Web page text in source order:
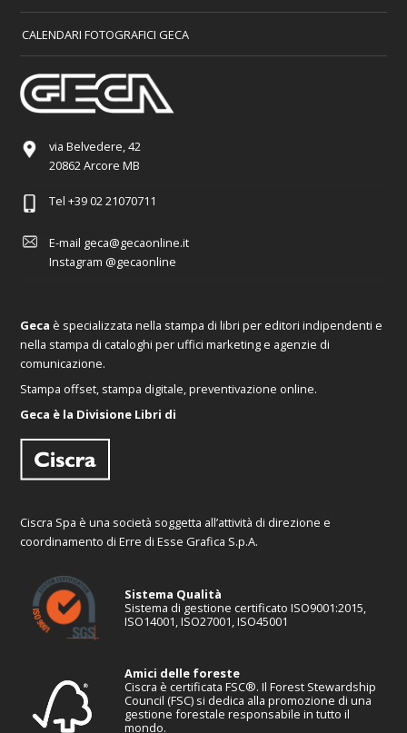
CALENDARI FOTOGRAFICI GECA
via Belvedere, 42
20862 Arcore MB
Tel +39 02 21070711
E-mail geca@gecaonline.it
Instagram @gecaonline
Geca è specializzata nella stampa di libri per editori indipendenti e
nella stampa di cataloghi per uffici marketing e agenzie di
comunicazione.
Stampa offset, stampa digitale, preventivazione online.
Geca è la Divisione Libri di
Ciscra Spa è una società soggetta all’attività di direzione e
coordinamento di Erre di Esse Grafica S.p.A.
Sistema Qualità
Sistema di gestione certificato ISO9001:2015,
ISO14001, ISO27001, ISO45001
Amici delle foreste
Ciscra è certificata FSC®. Il Forest Stewardship
Council (FSC) si dedica alla promozione di una
gestione forestale responsabile in tutto il
mondo.